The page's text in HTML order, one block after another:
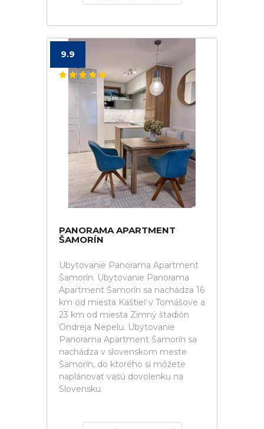
9.9
PANORAMA APARTMENT
ŠAMORÍN
Ubytovanie Panorama Apartment
Šamorín. Ubytovanie Panorama
Apartment Šamorín sa nachádza 16
km od miesta Kaštieľ v Tomášove a
23 km od miesta Zimný štadión
Ondreja Nepelu. Ubytovanie
Panorama Apartment Šamorín sa
nachádza v slovenskom meste
Šamorín, do ktorého si môžete
naplánovať vašú dovolenku na
Slovensku.